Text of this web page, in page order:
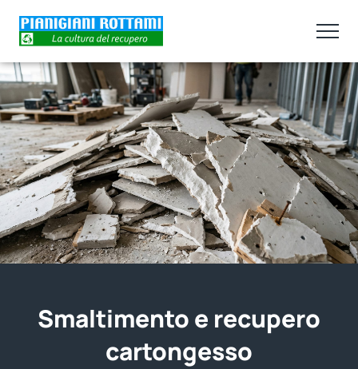
Smaltimento e recupero
cartongesso